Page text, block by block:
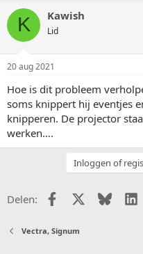
K Kawish
Lid
20 aug 2021
Hoe is dit probleem
soms knippert hij eventjes
knipperen. De projector
werken….
Inloggen of
Delen: FacebookX (Twitter)
Bluesky
Vectra, Signum